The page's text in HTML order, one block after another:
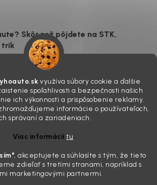
využíva súbory cookie a ďalšie
spoľahlivosti a bezpečnosti našich
ich výkonnosti a prispôsobenie reklamy.
informácie o používateľoch,
správaní a zariadeniach.
Viac informáciítu.
", akceptujete a súhlasíte s tým, že tieto
zdieľať s tretími stranami, napríklad s
marketingovými partnermi.
Skôr než pôjdete na STK,
trik
za to môžu práve „slepé“ svetlomety. Ten
nie je len estetická vada. Keď slnko a soľ urobia
svetlo rozptyľovať namiesto to...
Ak chcete mať auto naozaj čisté,
Vonku svieti slnko, vy sedíte v čerstvo
pri pohľade na palubnú dosku vás ide poraziť. V
okolo tlačidiel a v švíkoch sedačiek na vás stále